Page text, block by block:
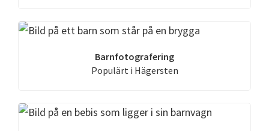
Barnfotografering
Populärt i Hägersten